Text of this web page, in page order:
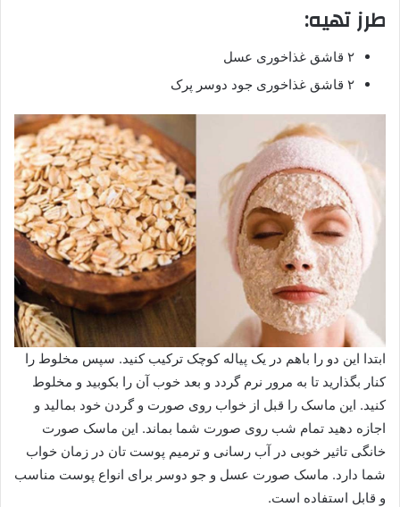
طرز تهیه:
۲ قاشق غذاخوری عسل
۲ قاشق غذاخوری جود دوسر پرک
ابتدا این دو را باهم در یک پیاله کوچک ترکیب کنید. سپس مخلوط را
کنار بگذارید تا به مرور نرم گردد و بعد خوب آن را بکوبید و مخلوط
کنید. این ماسک را قبل از خواب روی صورت و گردن خود بمالید و
اجازه دهید تمام شب روی صورت شما بماند. این ماسک صورت
خانگی تاثیر خوبی در آب رسانی و ترمیم پوست تان در زمان خواب
شما دارد. ماسک صورت عسل و جو دوسر برای انواع پوست مناسب
و قابل استفاده است.